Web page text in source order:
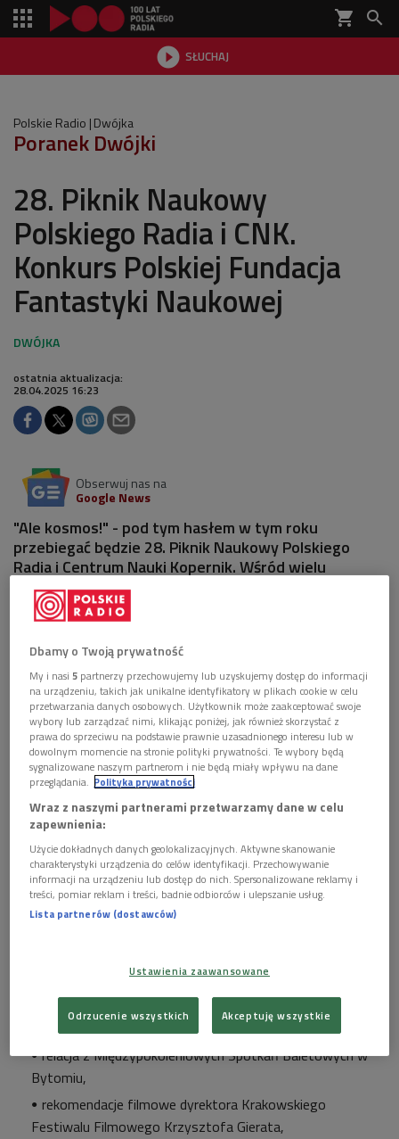
shopping_cart 
 SŁUCHAJ

Polskie Radio Dwójka
Poranek Dwójki
28. Piknik Naukowy
Polskiego Radia i CNK.
Konkurs Polskiej Fundacja
Fantastyki Naukowej
ostatnia aktualizacja:
28.04.2025 16:23
Obserwuj nas na
Google News
"Ale kosmos!" - pod tym hasłem w tym roku
przebiegać będzie 28. Piknik Naukowy Polskiego
Radia i Centrum Nauki Kopernik. Wśród wielu
zaplanowanych atrakcji nasi goście będą mogli
napisać własny rozdział opowieści fantastycznej...
Plakat wydarzenia Foto: Polskie Radio
To inicjatywa Polskiej Fundacji Fantastyki Naukowej, z której
przedstawicielem - drem inż. Tomaszem Barcińskim
Pianistycznego im. Fryderyka Chopina,
relacja z Międzypokoleniowych Spotkań Baletowych w
Bytomiu,
rekomendacje filmowe dyrektora Krakowskiego
Festiwalu Filmowego Krzysztofa Gierata,
Dbamy o Twoją prywatność
My i nasi5 partnerzy przechowujemy lub uzyskujemy dostęp do informacji
na urządzeniu, takich jak unikalne identyfikatory w plikach cookie w celu
przetwarzania danych osobowych. Użytkownik może zaakceptować swoje
wybory lub zarządzać nimi, klikając poniżej, jak również skorzystać z
prawa do sprzeciwu na podstawie prawnie uzasadnionego interesu lub w
dowolnym momencie na stronie polityki prywatności. Te wybory będą
sygnalizowane naszym partnerom i nie będą miały wpływu na dane
przeglądania. Polityka prywatności
Wraz z naszymi partnerami przetwarzamy dane w celu
zapewnienia:
Użycie dokładnych danych geolokalizacyjnych. Aktywne skanowanie
charakterystyki urządzenia do celów identyfikacji. Przechowywanie
informacji na urządzeniu lub dostęp do nich. Spersonalizowane reklamy i
treści, pomiar reklam i treści, badnie odbiorców i ulepszanie usług.
Lista partnerów (dostawców)
Ustawienia zaawansowane
Odrzucenie wszystkich Akceptuję wszystkie